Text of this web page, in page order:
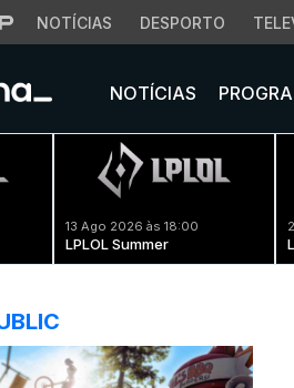
NOTÍCIAS DESPORTO
NOTÍCIAS
13 Ago 2026 às 18:00
LPLOL Summer